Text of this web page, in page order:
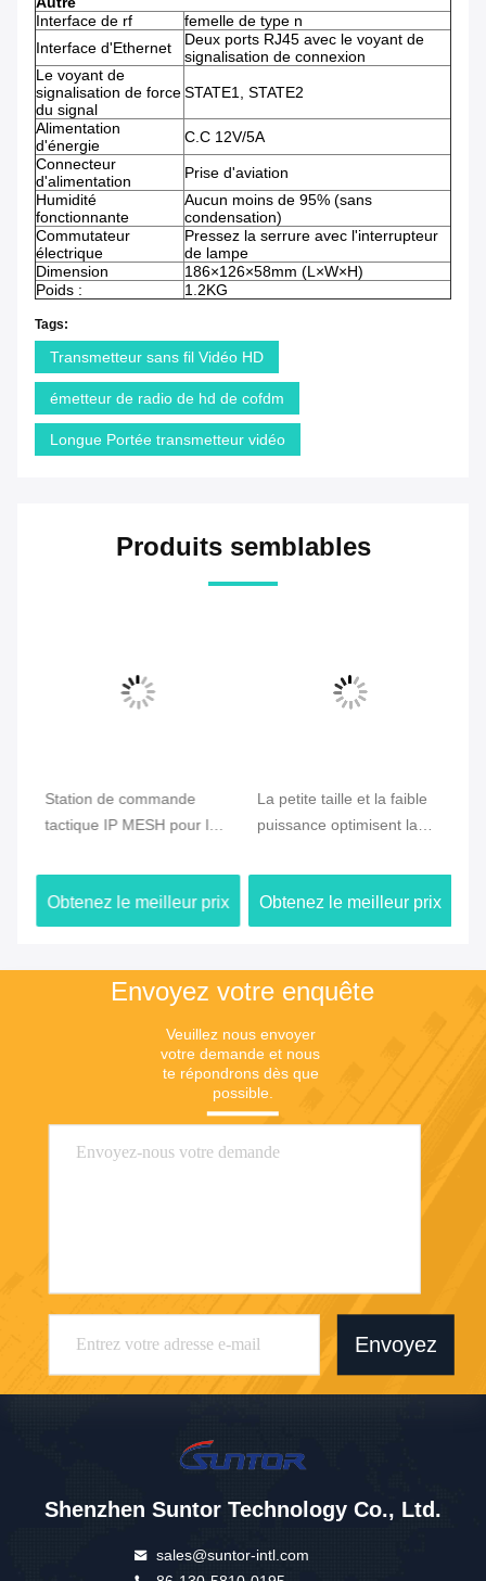
Interface de rf
femelle de type n
Interface d'Ethernet
Deux ports RJ45 avec le voyant de
signalisation de connexion
Le voyant de
signalisation de force
du signal
STATE1, STATE2
Alimentation
d'énergie
C.C 12V/5A
Connecteur
d'alimentation
Prise d'aviation
Humidité
fonctionnante
Aucun moins de 95% (sans
condensation)
Commutateur
électrique
Pressez la serrure avec l'interrupteur
de lampe
Dimension
186×126×58mm (L×W×H)
Poids :
1.2KG
Tags:
Transmetteur sans fil Vidéo HD
émetteur de radio de hd de cofdm
Longue Portée transmetteur vidéo
Produits semblables
Station de commande
tactique IP MESH pour la
et de drones
Obtenez le meilleur prix
La petite taille et la faible
puissance optimisent la
avec un déploiement
rapide et une connectivité
de drone longue distance
Obtenez le meilleur prix
Envoyez votre enquête
Veuillez nous envoyer
votre demande et nous
te répondrons dès que
possible.
Envoyez
Shenzhen Suntor Technology Co., Ltd.
sales@suntor-intl.com